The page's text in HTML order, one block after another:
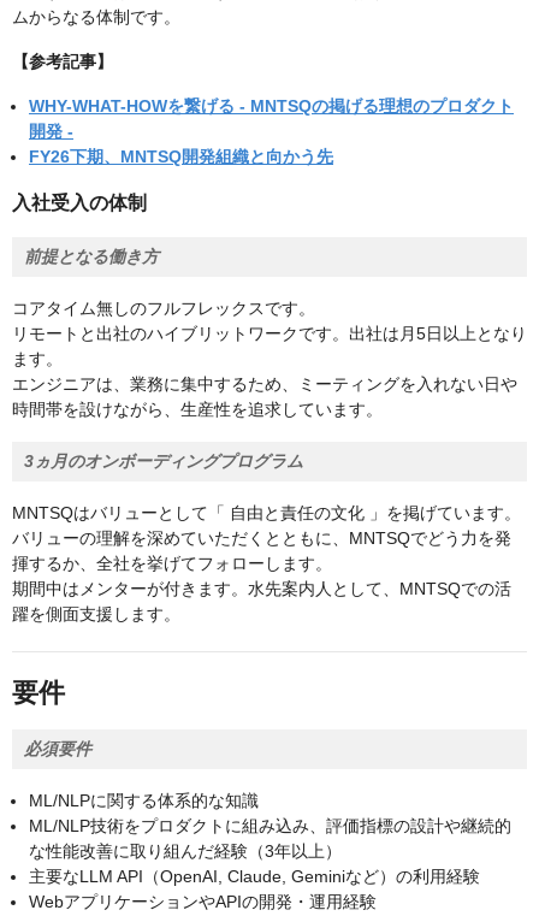
ムからなる体制です。
【参考記事】
WHY-WHAT-HOWを繋げる - MNTSQの掲げる理想のプロダクト
開発 -
FY26下期、MNTSQ開発組織と向かう先
入社受入の体制
前提となる働き方
コアタイム無しのフルフレックスです。
リモートと出社のハイブリットワークです。出社は月5日以上となり
ます。
エンジニアは、業務に集中するため、ミーティングを入れない日や
時間帯を設けながら、生産性を追求しています。
3ヵ月のオンボーディングプログラム
MNTSQはバリューとして「 自由と責任の文化 」を掲げています。
バリューの理解を深めていただくとともに、MNTSQでどう力を発
揮するか、全社を挙げてフォローします。
期間中はメンターが付きます。水先案内人として、MNTSQでの活
躍を側面支援します。
要件
必須要件
ML/NLPに関する体系的な知識
ML/NLP技術をプロダクトに組み込み、評価指標の設計や継続的
な性能改善に取り組んだ経験（3年以上）
主要なLLM API（OpenAI, Claude, Geminiなど）の利用経験
WebアプリケーションやAPIの開発・運用経験